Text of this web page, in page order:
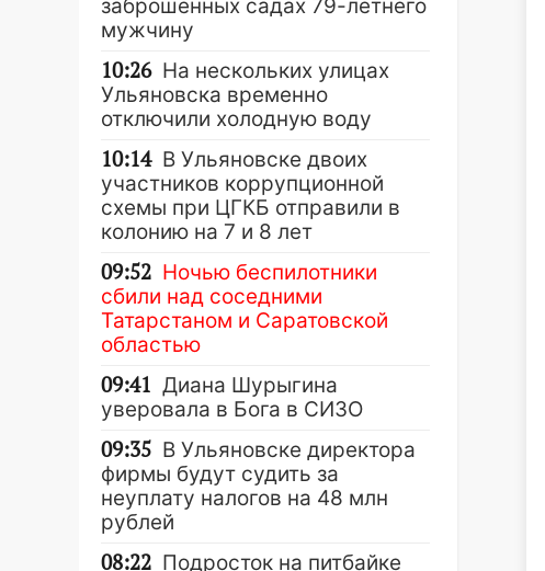
заброшенных садах 79-летнего
мужчину
10:26 На нескольких улицах
Ульяновска временно
отключили холодную воду
10:14 В Ульяновске двоих
участников коррупционной
схемы при ЦГКБ отправили в
колонию на 7 и 8 лет
09:52 Ночью беспилотники
сбили над соседними
Татарстаном и Саратовской
областью
09:41 Диана Шурыгина
уверовала в Бога в СИЗО
09:35 В Ульяновске директора
фирмы будут судить за
неуплату налогов на 48 млн
рублей
08:22 Подросток на питбайке